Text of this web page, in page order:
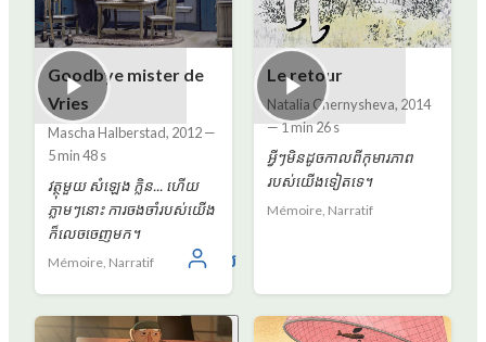
ចូល
ខ្មែរ
Goodbye mister de
Vries
Mascha Halberstad, 2012—
5 min 48 s
វត្ថុមួយ សំឡេង ក្លិន... ហើយ
ភ្លាមៗនោះ ការចងចាំរបស់យើង
ក៏លេចចេញមក។
Mémoire, Narratif
Le retour
Natalia Chernysheva, 2014
—1 min 26 s
អ្វី​ៗ​មិន​ដូច​កាល​ពី​កុមារភាព​
របស់​យើង​ទៀត​ទេ។
Mémoire, Narratif